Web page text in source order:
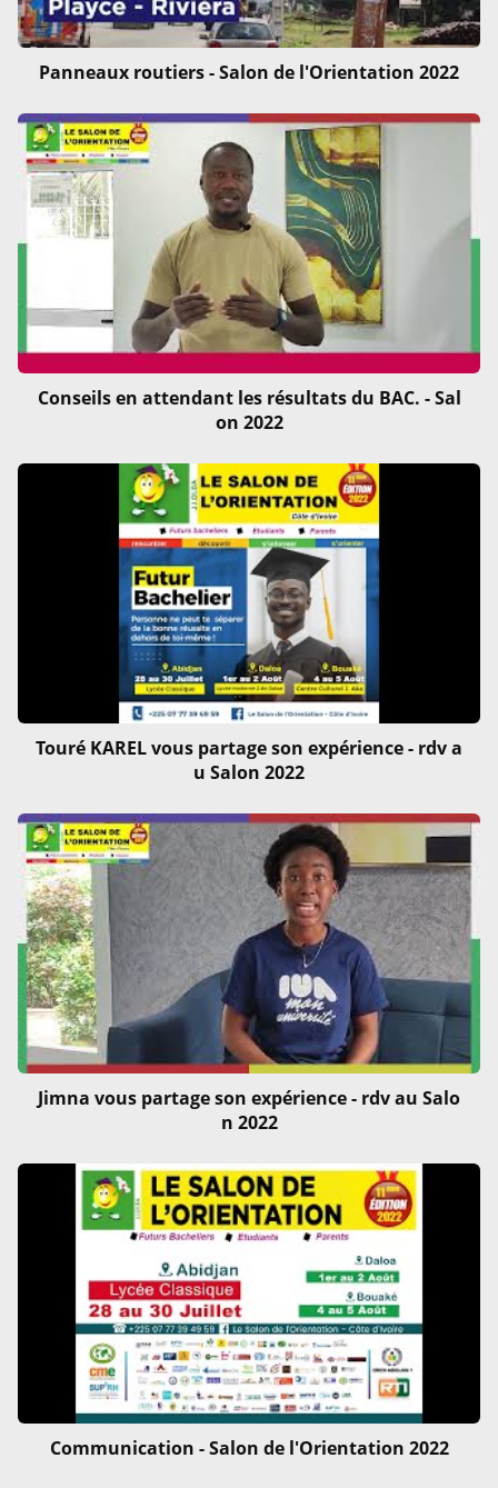
Panneaux routiers - Salon de l'Orientation 2022
Conseils en attendant les résultats du BAC. - Sal
on 2022
Touré KAREL vous partage son expérience - rdv a
u Salon 2022
Jimna vous partage son expérience - rdv au Salo
n 2022
Communication - Salon de l'Orientation 2022